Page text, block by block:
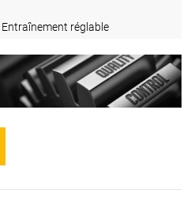
Entraînement réglable